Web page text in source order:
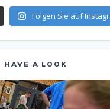
Folgen Sie auf
HAVE A LOOK
Video-
Player